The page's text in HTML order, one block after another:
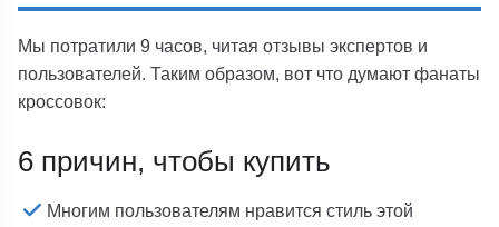
Мы потратили 9 часов, читая отзывы экспертов и
пользователей. Таким образом, вот что думают фанаты
кроссовок:
6 причин, чтобы купить
Многим пользователям нравится стиль этой